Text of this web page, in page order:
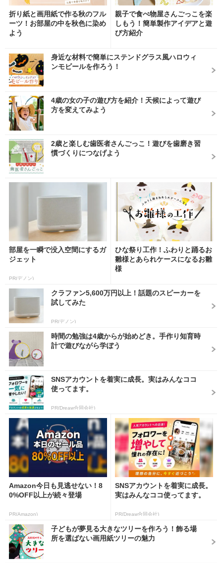
折り紙と画用紙で作る秋のフル
ーツ！お部屋の中を秋色に染め
よう
親子で食べ物屋さんごっこを楽
しもう！簡単製作アイデアと遊
び方紹介
身近な材料で簡単にステンドグラス風ハロウィ
ンモビールを作ろう！
4歳の女の子の遊び方を紹介！天候によって遊び
方を変えてみよう
2歳と楽しむ歯医者さんごっこ！遊びを歯磨き習
慣づくりにつなげよう
部屋を一瞬で没入空間にするガ
ジェット
PR(デノン)
ひな祭り工作！ふわりと踊るお
雛様とあられケースになるお雛
様
クラファン5,600万円以上！話題のスピーカーを
試してみた
PR(デノン)
時間の勉強は4歳からが始めどき。手作り知育時
計で遊びながら学ぼう
SNSアカウントを着実に成長。実はみんなココ
使ってます。
PR(Dreaw合同会社)
Amazon今日も見逃せない！8
0%OFF以上が続々登場
PR(Amazon)
SNSアカウントを着実に成長。
実はみんなココ使ってます。
PR(Dreaw合同会社)
子どもが夢見る大きなツリーを作ろう！飾る場
所を選ばない画用紙ツリーの魅力